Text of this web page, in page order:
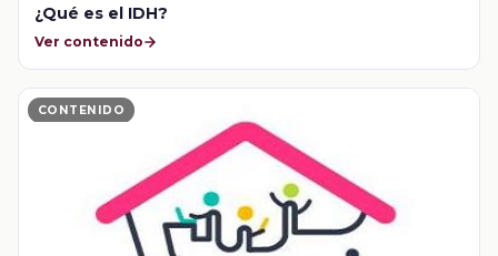
¿Qué es el IDH?
Ver contenido
CONTENIDO